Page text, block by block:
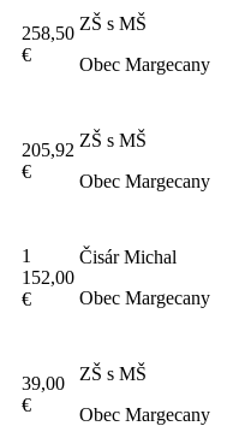
258,50
€
ZŠ s MŠ
Obec Margecany
205,92
€
ZŠ s MŠ
Obec Margecany
1
152,00
€
Čisár Michal
Obec Margecany
39,00
€
ZŠ s MŠ
Obec Margecany